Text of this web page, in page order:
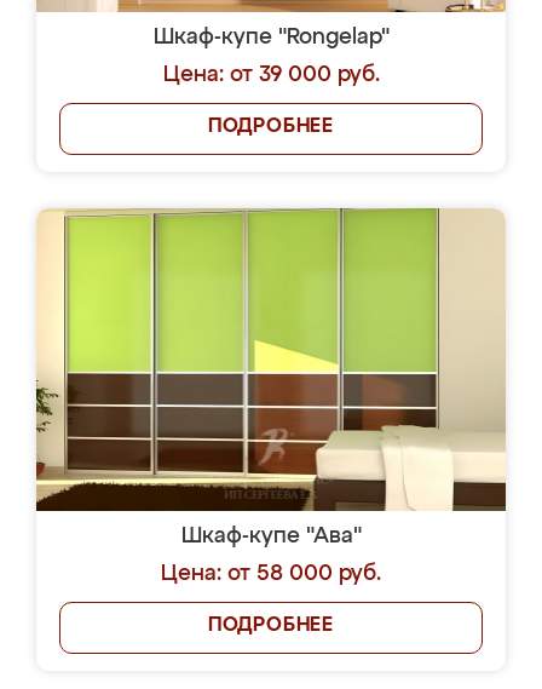
Шкаф-купе "Rongelap"
Цена: от 39 000 руб.
ПОДРОБНЕЕ
Шкаф-купе "Ава"
Цена: от 58 000 руб.
ПОДРОБНЕЕ